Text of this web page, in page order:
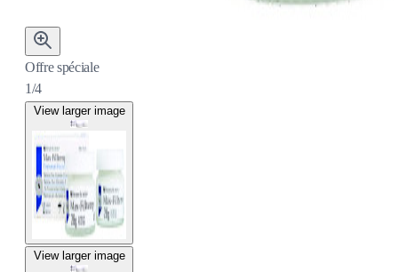
Offre spéciale
1/4
View larger image
View larger image